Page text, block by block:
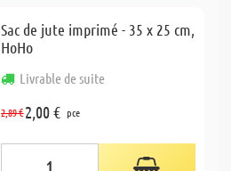
Sac de jute imprimé - 35 x 25 cm,
HoHo
Livrable de suite
2,89 €2,00 € pce